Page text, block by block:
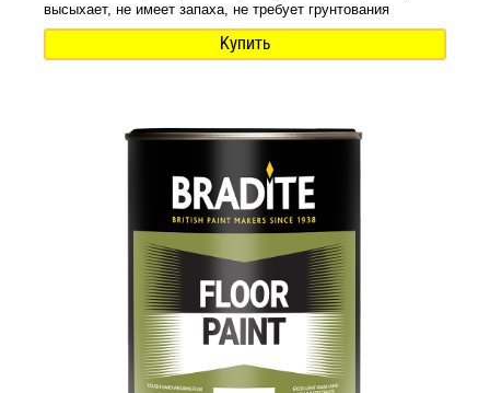
высыхает, не имеет запаха, не требует грунтования
Купить